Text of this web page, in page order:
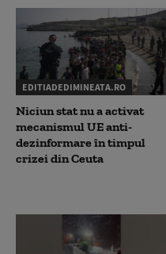
EDITIADEDIMINEATA.RO
Niciun stat nu a activat
mecanismul UE anti-
dezinformare în timpul
crizei din Ceuta